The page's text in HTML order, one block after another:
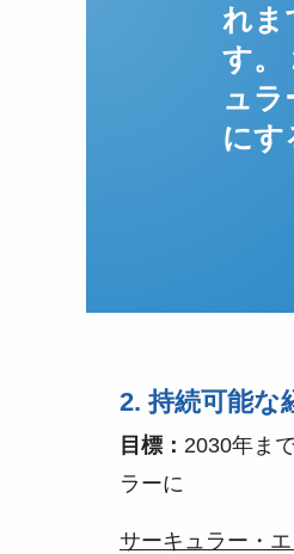
れま
す。
ュラ
にす
2. 持続可能な
目標： 2030年ま
ラーに
サーキュラー・